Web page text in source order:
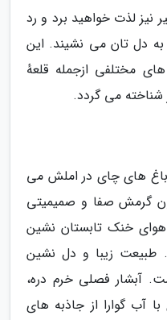
نیز لذت خواهید برد و رد
دل تان می نشیند. این
مختلفی ازجمله قلعهٔ
شناخته می گردد.
باغ های چای در املش می
گرمش صفا و صمیمیتی
خنک تابستان نشین
طبیعت زیبا و دل نشین
آبشار فصلی خرم دره،
آب گوارا از جاذبه های